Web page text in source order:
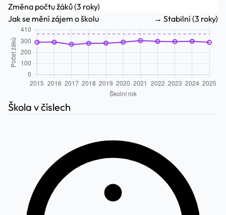
Změna počtu žáků (3 roky)
Jak se mění zájem o školu
→ Stabilní (3 roky)
Škola v číslech